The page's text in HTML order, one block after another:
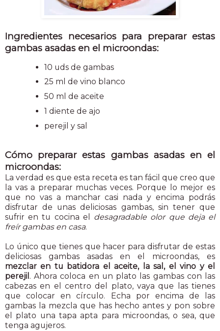
Ingredientes necesarios para preparar estas
gambas asadas en el microondas:
10 uds de gambas
25 ml de vino blanco
50 ml de aceite
1 diente de ajo
perejil y sal
Cómo preparar estas gambas asadas en el
microondas:
La verdad es que esta receta es tan fácil que creo que
la vas a preparar muchas veces. Porque lo mejor es
que no vas a manchar casi nada y encima podrás
disfrutar de unas deliciosas gambas, sin tener que
sufrir en tu cocina el desagradable olor que deja el
freír gambas en casa.
Lo único que tienes que hacer para disfrutar de estas
deliciosas gambas asadas en el microondas, es
mezclar en tu batidora el aceite, la sal, el vino y el
perejil . Ahora coloca en un plato las gambas con las
cabezas en el centro del plato, vaya que las tienes
que colocar en círculo. Echa por encima de las
gambas la mezcla que has hecho antes y pon sobre
el plato una tapa apta para microondas, o sea, que
tenga agujeros.